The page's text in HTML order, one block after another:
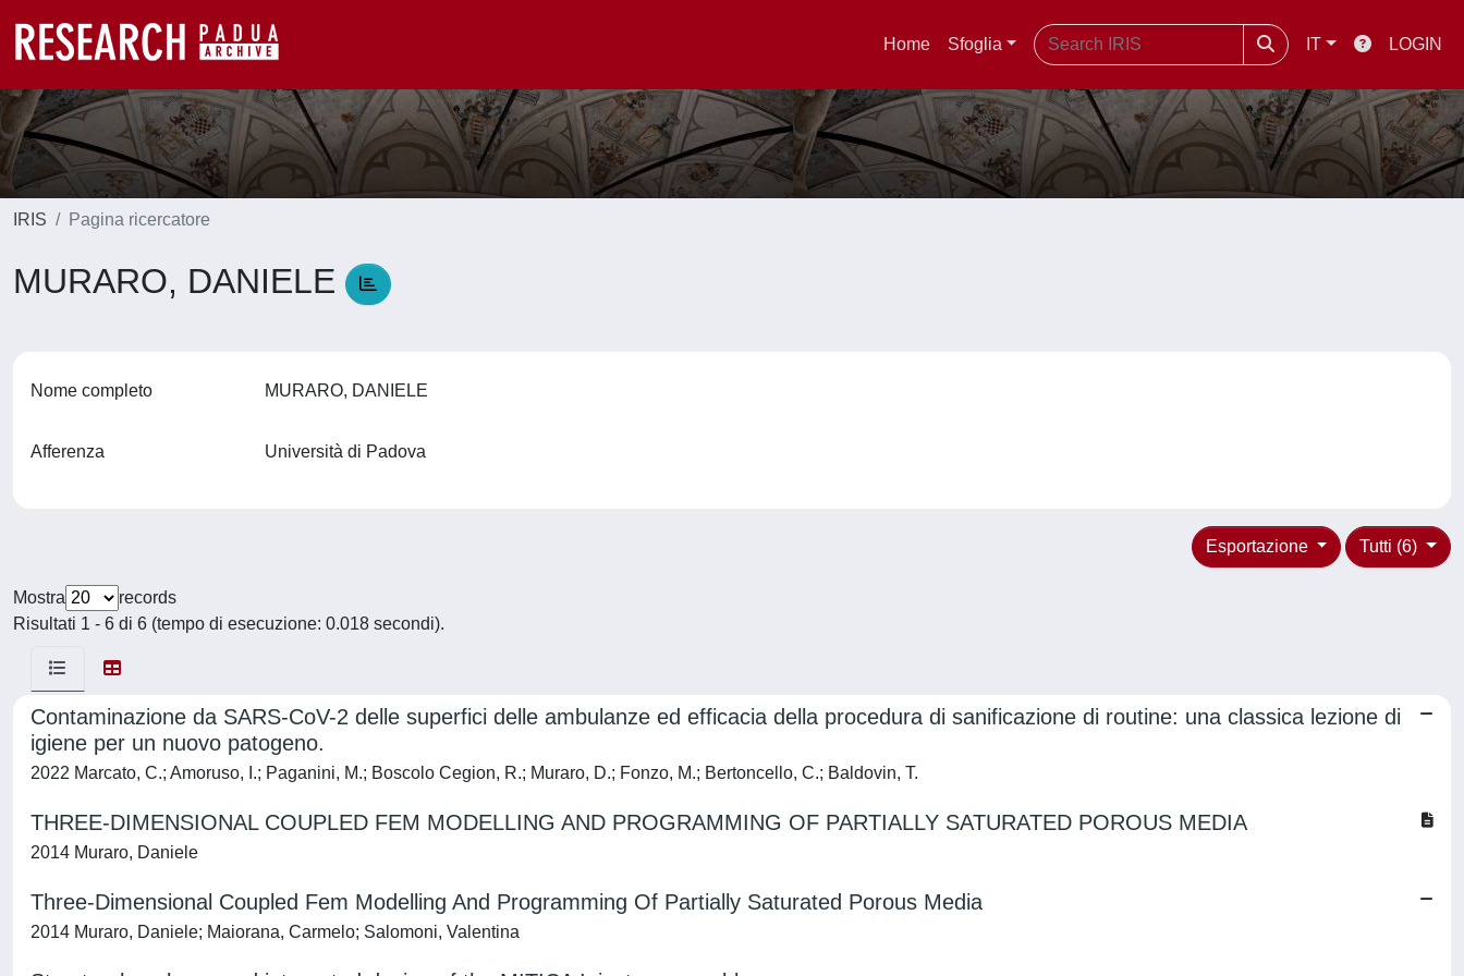
Home Sfoglia IT LOGIN
IRIS Pagina ricercatore
MURARO, DANIELE
Nome completo MURARO, DANIELE
Afferenza Università di Padova
Tutti (6)
Esportazione
Mostra
records
Risultati 1 - 6 di 6 (tempo di esecuzione: 0.018 secondi).
Contaminazione da SARS-CoV-2 delle superfici delle ambulanze ed efficacia della procedura di sanificazione di routine: una classica lezione di
igiene per un nuovo patogeno.
2022 Marcato, C.; Amoruso, I.; Paganini, M.; Boscolo Cegion, R.; Muraro, D.; Fonzo, M.; Bertoncello, C.; Baldovin, T.
THREE-DIMENSIONAL COUPLED FEM MODELLING AND PROGRAMMING OF PARTIALLY SATURATED POROUS MEDIA
2014 Muraro, Daniele
Three-Dimensional Coupled Fem Modelling And Programming Of Partially Saturated Porous Media
2014 Muraro, Daniele; Maiorana, Carmelo; Salomoni, Valentina